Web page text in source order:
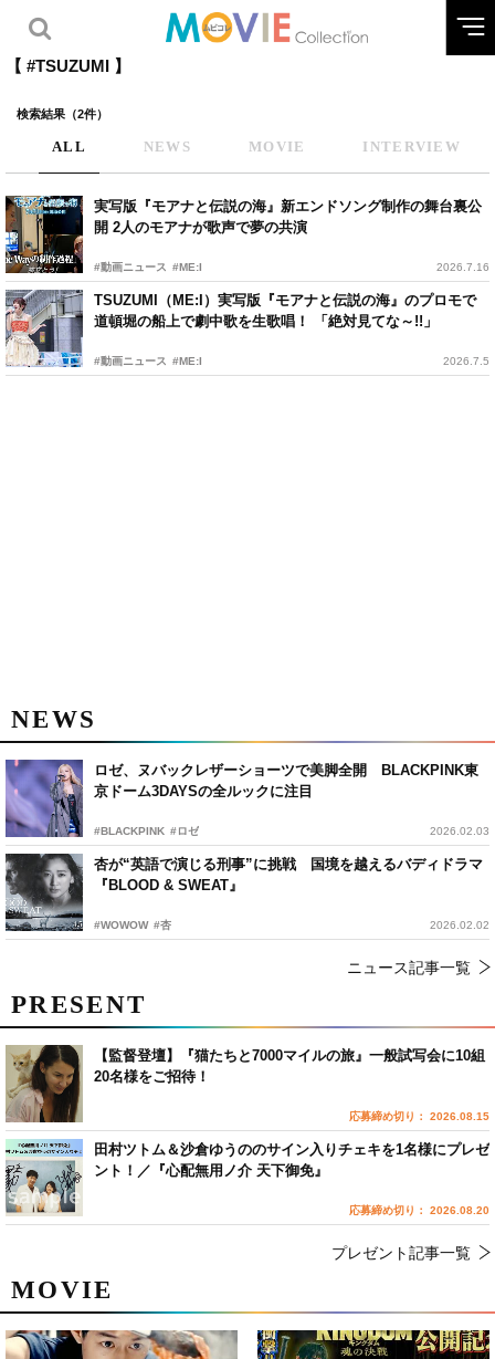
【 #TSUZUMI 】
検索結果（2件）
ALL NEWS MOVIE INTERVIEW
実写版『モアナと伝説の海』新エンドソング制作の舞台裏公
開 2人のモアナが歌声で夢の共演
#動画ニュース #ME:I 2026.7.16
TSUZUMI（ME:I）実写版『モアナと伝説の海』のプロモで
道頓堀の船上で劇中歌を生歌唱！ 「絶対見てな～!!」
#動画ニュース #ME:I 2026.7.5
NEWS
ロゼ、ヌバックレザーショーツで美脚全開 BLACKPINK東
京ドーム3DAYSの全ルックに注目
#BLACKPINK #ロゼ 2026.02.03
杏が“英語で演じる刑事”に挑戦 国境を越えるバディドラマ
『BLOOD & SWEAT』
#WOWOW #杏 2026.02.02
ニュース記事一覧
MOVIE
PRESENT
【監督登壇】『猫たちと7000マイルの旅』一般試写会に10組
20名様をご招待！
応募締め切り： 2026.08.15
田村ツトム＆沙倉ゆうののサイン入りチェキを1名様にプレゼ
ント！／『心配無用ノ介 天下御免』
応募締め切り： 2026.08.20
プレゼント記事一覧